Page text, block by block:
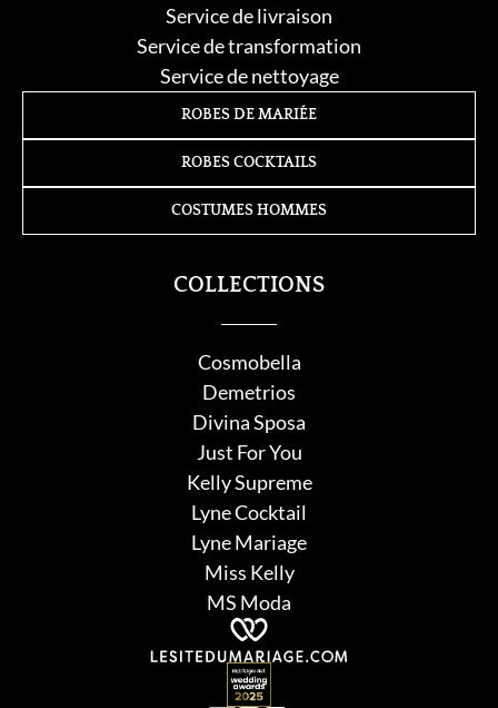
Service de livraison
Service de transformation
Service de nettoyage
COLLECTIONS
Cosmobella
Demetrios
Divina Sposa
Just For You
Kelly Supreme
Lyne Cocktail
Lyne Mariage
Miss Kelly
MS Moda
ROBES DE MARIÉE
ROBES COCKTAILS
COSTUMES HOMMES